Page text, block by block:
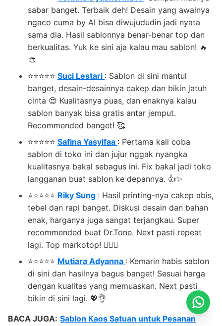
sabar banget. Terbaik deh! Desain yang awalnya
ngaco cuma by AI bisa diwujududin jadi nyata
sama dia. Hasil sablonnya benar-benar top dan
berkualitas. Yuk ke sini aja kalau mau sablon! 🔥
🎨
⭐⭐⭐⭐⭐ Suci Lestari : Sablon di sini mantul
banget, desain-desainnya cakep dan bikin jatuh
cinta 😍 Kualitasnya puas, dan enaknya kalau
sablon banyak bisa gratis antar jemput.
Recommended banget! 🥰
⭐⭐⭐⭐⭐ Safina Yasyifaa : Pertama kali coba
sablon di toko ini dan jujur nggak nyangka
kualitasnya bakal sebagus ini. Fix bakal jadi toko
langganan buat sablon ke depannya. 👍✨
⭐⭐⭐⭐⭐ Riky Sung : Hasil printing-nya cakep abis,
tebel dan rapi banget. Diskusi desain dan bahan
enak, harganya juga sangat terjangkau. Super
recommended buat Dr.Tone. Next pasti repeat
lagi. Top markotop! 👍🏻🔥
⭐⭐⭐⭐⭐ Mutiara Adyanna : Kemarin habis sablon
di sini dan hasilnya bagus banget! Sesuai harga
dengan kualitas yang memuaskan. Next pasti
bikin di sini lagi. 💖👌
BACA JUGA: Sablon Kaos Satuan untuk Pesanan